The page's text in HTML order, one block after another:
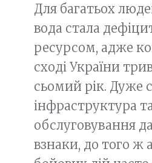
Для багатьох
вода стала
ресурсом, адже
сході України
сьомий рік. Дуже
інфраструктура
обслуговування
взнаки, до того ж